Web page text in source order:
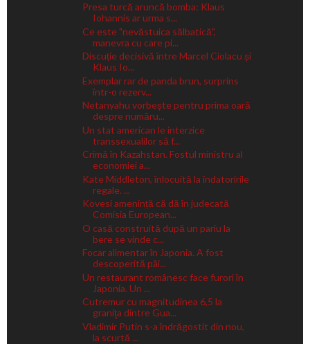
Presa turcă aruncă bomba: Klaus
Iohannis ar urma s...
Ce este "nevăstuica sălbatică",
manevra cu care pi...
Discuție decisivă între Marcel Ciolacu și
Klaus Io...
Exemplar rar de panda brun, surprins
într-o rezerv...
Netanyahu vorbește pentru prima oară
despre număru...
Un stat american le interzice
transsexualilor să f...
Crimă în Kazahstan. Fostul ministru al
economiei a...
Kate Middleton, înlocuită la îndatoririle
regale. ...
Kovesi amenință că dă în judecată
Comisia European...
O casă construită după un pariu la
bere se vinde c...
Focar alimentar în Japonia. A fost
descoperită pâi...
Un restaurant românesc face furori în
Japonia. Un ...
Cutremur cu magnitudinea 6,5 la
graniţa dintre Gua...
Vladimir Putin s-a îndrăgostit din nou,
la scurtă ...